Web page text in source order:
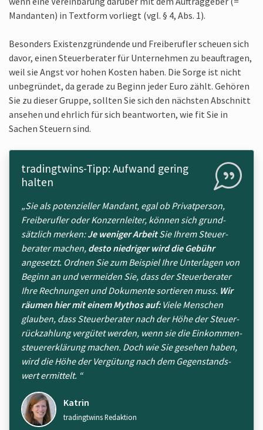
Mandanten) in Textform vorliegt (vgl. § 4, Abs. 1).
Besonders Existenz­gründende und Freibe­rufler scheuen sich
davor, einen Steuer­berater für Unternehmen zu beauf­tragen,
weil sie Angst vor hohen Kosten haben. Die Sorge ist nicht
unbegründet, da gerade zu Beginn jeder Euro zählt. Gehören
Sie zu dieser Gruppe, sollten Sie sich den nächsten Abschnitt
ansehen und ehrlich für sich beantworten, wie fit Sie in
Sachen Steuern sind.
tradingtwins-Tipp: Aufwand gering
halten
„Sie als poten­zieller Mandant, egal ob Privatperson,
Frei­berufler oder Konzern­leiter, können sich grund­
sätzlich merken:Je weniger ArbeitSie Ihrem Steuer­
berater machen, desto niedriger wird die Gebühr
angesetzt. Ordnen Sie zum Beispiel Ihre Unter­lagen von
Beginn an und vermeiden Sie, dass der Steuer­berater
Ihre Rechnungen und Dokumente sortieren muss. Wir
räumen hier mit einem Mythos auf:Viele Menschen
glauben, dass Steuer­berater nach der Höhe der Steuer­
rückzahlung vergütet werden, wenn sie die Einkommen­
steuer­erklärung machen. Doch wie Sie gesehen haben,
wird die Höhe der Vergütung nach dem Gegenstands­
wert ermittelt. “
Katrin
tradingtwins Redaktion